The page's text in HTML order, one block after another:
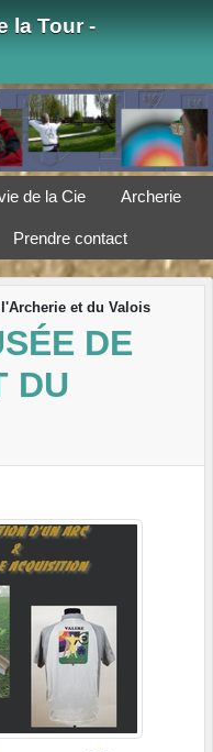
la Tour -
de la Cie Archerie
Prendre contact
l'Archerie et du Valois
DE
DU